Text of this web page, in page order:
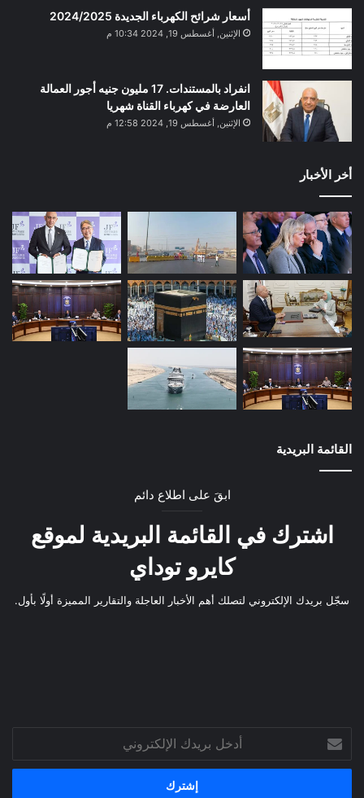
أسعار شرائح الكهرباء الجديدة 2024/2025
الإثنين, أغسطس 19, 2024 10:34 م
انفراد بالمستندات. 17 مليون جنيه أجور العمالة
العارضة في كهرباء القناة شهريا
الإثنين, أغسطس 19, 2024 12:58 م
أخر الأخبار
القائمة البريدية
ابقَ على اطلاع دائم
اشترك في القائمة البريدية لموقع
كايرو توداي
سجّل بريدك الإلكتروني لتصلك أهم الأخبار العاجلة والتقارير المميزة أولًا بأول.
بريدك
الإلكتروني